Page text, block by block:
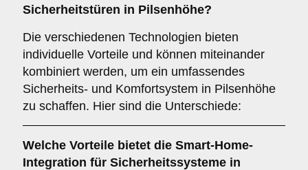
Sicherheitstüren in Pilsenhöhe?
Die verschiedenen Technologien bieten
individuelle Vorteile und können miteinander
kombiniert werden, um ein umfassendes
Sicherheits- und Komfortsystem in Pilsenhöhe
zu schaffen. Hier sind die Unterschiede:
Welche Vorteile bietet die Smart-Home-
Integration für Sicherheitssysteme in